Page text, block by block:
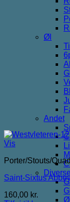
Øl
Andet
Diverse
Vis
Porter/Stouts/
Saint-Sixtus
160,00 kr.